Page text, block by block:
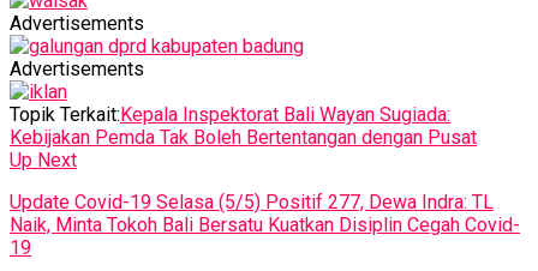
Advertisements
Advertisements
Topik Terkait:Kepala Inspektorat Bali Wayan Sugiada:
Kebijakan Pemda Tak Boleh Bertentangan dengan Pusat
Up Next
Update Covid-19 Selasa (5/5) Positif 277, Dewa Indra: TL
Naik, Minta Tokoh Bali Bersatu Kuatkan Disiplin Cegah Covid-
19